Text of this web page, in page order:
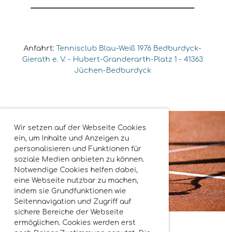
Wir setzen auf der Webseite Cookies
ein, um Inhalte und Anzeigen zu
personalisieren und Funktionen für
soziale Medien anbieten zu können.
Notwendige Cookies helfen dabei,
eine Webseite nutzbar zu machen,
indem sie Grundfunktionen wie
Seitennavigation und Zugriff auf
sichere Bereiche der Webseite
ermöglichen. Cookies werden erst
Anfahrt: Tennisclub Blau-Weiß 1976 Bedburdyck-
Gierath e. V. - Hubert-Granderarth-Platz 1 - 41363
Jüchen-Bedburdyck